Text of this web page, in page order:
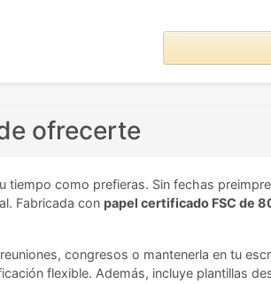
ofrecerte
tiempo como prefieras. Sin fechas
Fabricada con papel certificado FSC de
congresos o mantenerla en tu
flexible. Además, incluye plantillas